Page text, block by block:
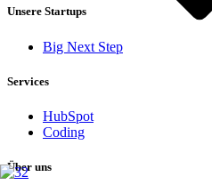
Unsere Startups
Big Next Step
Services
HubSpot
Coding
Über uns